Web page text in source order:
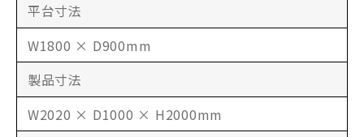
平台寸法
W1800 × D900mm
製品寸法
W2020 × D1000 × H2000mm